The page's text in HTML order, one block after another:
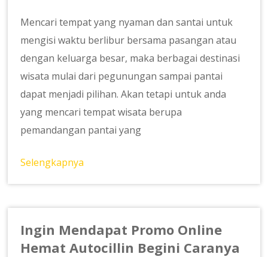
Mencari tempat yang nyaman dan santai untuk
mengisi waktu berlibur bersama pasangan atau
dengan keluarga besar, maka berbagai destinasi
wisata mulai dari pegunungan sampai pantai
dapat menjadi pilihan. Akan tetapi untuk anda
yang mencari tempat wisata berupa
pemandangan pantai yang
Selengkapnya
Ingin Mendapat Promo Online
Hemat Autocillin Begini Caranya